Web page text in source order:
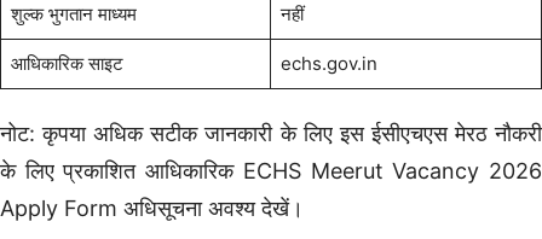
शुल्क भुगतान माध्यम नहीं
आधिकारिक साइट echs.gov.in
नोट: कृपया अधिक सटीक जानकारी के लिए इस ईसीएचएस मेरठ नौकरी
के लिए प्रकाशित आधिकारिक ECHS Meerut Vacancy 2026
Apply Form अधिसूचना अवश्य देखें।